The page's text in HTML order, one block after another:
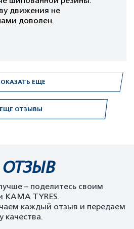
ЕЩЕ ОТЗЫВЫ
движения не
доволен.
ЕЩЕ
– поделитесь своим
TYRES.
каждый отзыв и передаем
качества.